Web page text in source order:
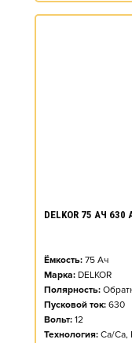
DELKOR 75 АЧ
Ёмкость: 75 Ач
Марка: DELKOR
Полярность:
Пусковой ток: 630
Вольт: 12
Технология: Ca/Ca,